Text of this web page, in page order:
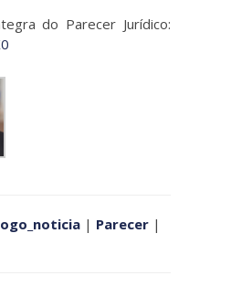
do Parecer Jurídico:
| Parecer |